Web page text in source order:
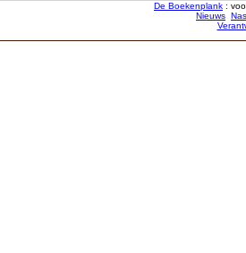
De Boekenplank :
Nieuws